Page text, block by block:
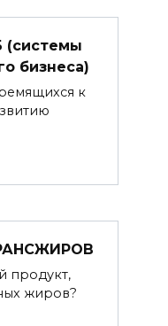
(системы
бизнеса)
к
продукт,
жиров?